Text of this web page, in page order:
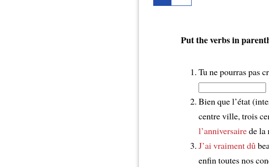
Put the verbs in
Tu ne pourras pas
Bien que l’état
centre ville, trois
l’anniversairede la
J’ai vraiment dû
enfin toutes nos